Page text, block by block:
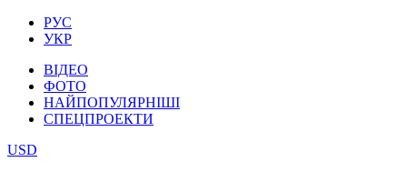
РУС
УКР
ВІДЕО
ФОТО
НАЙПОПУЛЯРНІШІ
СПЕЦПРОЕКТИ
USD